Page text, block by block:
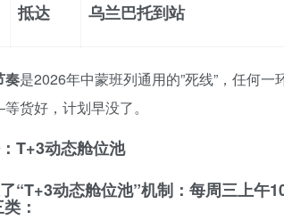
抵达 乌兰巴托到站
奏是2026年中蒙班列通用的”死线”，任何
货好，计划早没了。
T+3动态舱位池
“T+3动态舱位池”机制 ：每周三上午
：